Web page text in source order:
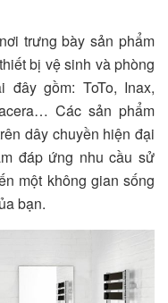
trưng bày sản phẩm
bị vệ sinh và phòng
gồm: ToTo, Inax,
Các sản phẩm
dây chuyền hiện đại
đáp ứng nhu cầu sử
một không gian sống
bạn.